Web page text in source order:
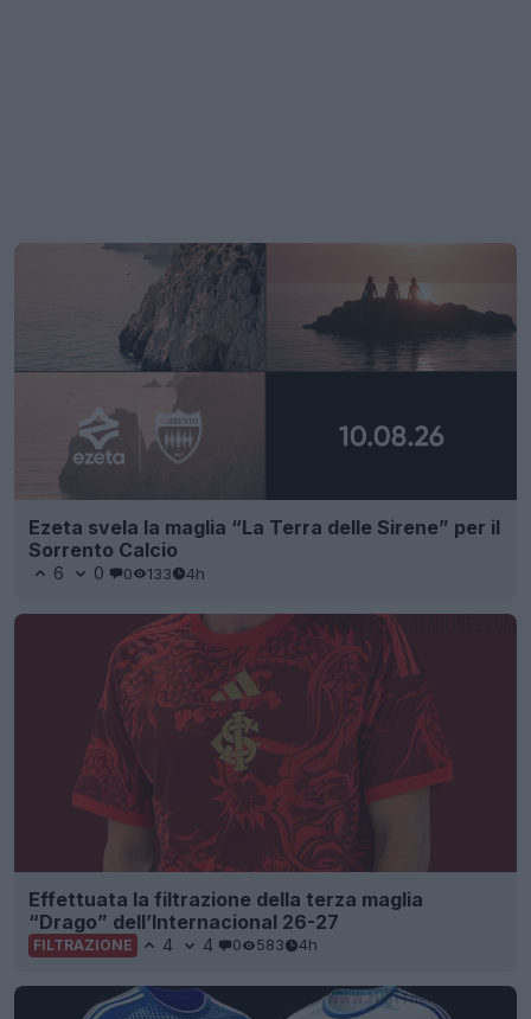
Ezeta svela la maglia “La Terra delle Sirene” per il
Sorrento Calcio
6 0 0 133 4h
Effettuata la filtrazione della terza maglia
“Drago” dell’Internacional 26-27
FILTRAZIONE 4 4 0 583 4h